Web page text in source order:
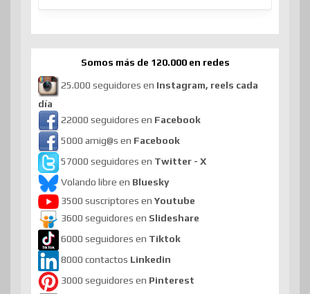
Somos más de 120.000 en redes
25.000 seguidores en Instagram, reels cada
día
22000 seguidores en Facebook
5000 amig@s en Facebook
57000 seguidores en Twitter - X
Volando libre en Bluesky
3500 suscriptores en Youtube
3600 seguidores en Slideshare
6000 seguidores en Tiktok
8000 contactos Linkedin
3000 seguidores en Pinterest